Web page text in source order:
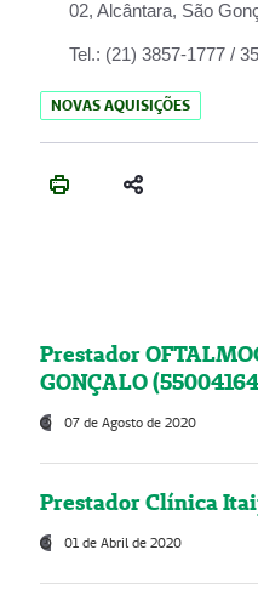
02, Alcântara, São
Tel.: (21) 3857-1777 /
NOVAS AQUISIÇÕES
Prestador
GONÇALO
07 de Agosto de 2020
Prestador Clínica
01 de Abril de 2020